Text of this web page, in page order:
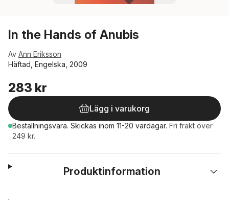
In the Hands of Anubis
Av Ann Eriksson
Häftad, Engelska, 2009
283 kr
Lägg i varukorg
Beställningsvara. Skickas inom 11-20 vardagar. Fri frakt över
249 kr.
Produktinformation